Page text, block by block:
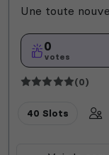
Une toute
0
votes
(0)
40 Slots